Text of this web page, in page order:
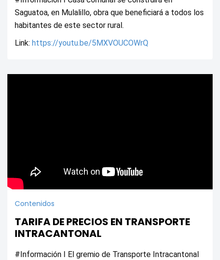
Saguatoa, en Mulalillo, obra que beneficiará a todos los
habitantes de este sector rural.
Link: https://youtu.be/5MXVOUCOWrQ
Contenidos
TARIFA DE PRECIOS EN TRANSPORTE
INTRACANTONAL
#Información I El gremio de Transporte Intracantonal